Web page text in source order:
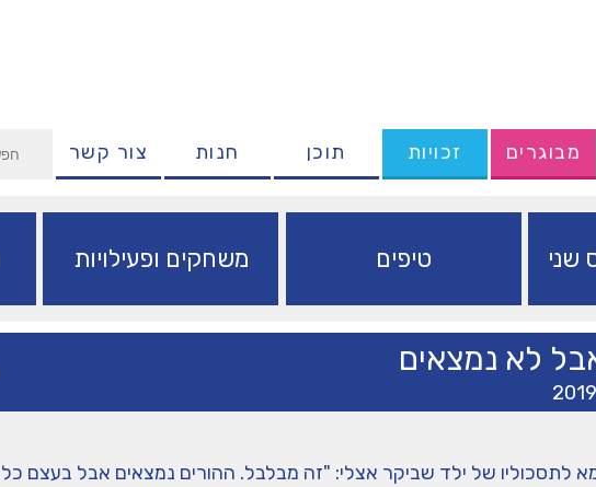
מבוגרים זכויות תוכן חנות צור קשר
שני טיפים משחקים ופעילויות
לא נמצאים
לתסכוליו של ילד שביקר אצלי: "זה מבלבל. ההורים נמצאים אבל בעצם כל